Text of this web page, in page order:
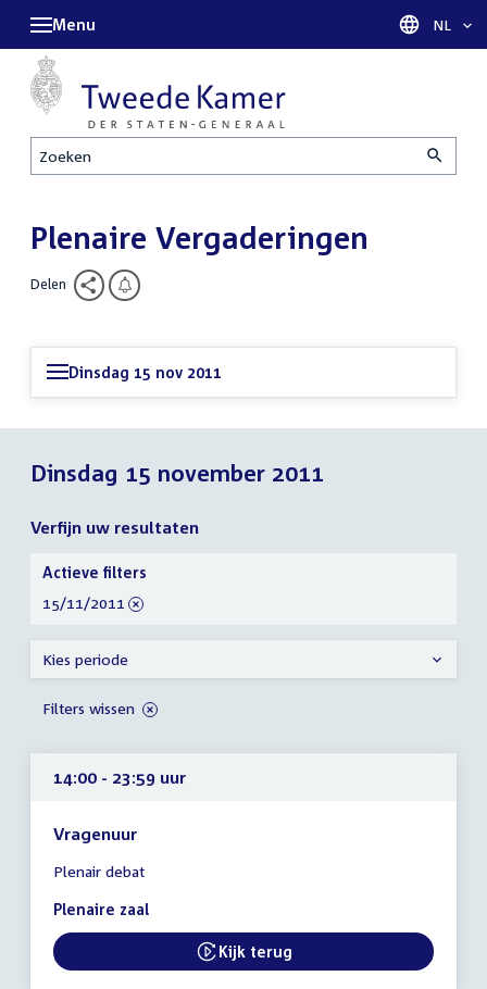
Zoeken
Menu Taal
NL
Plenaire Vergaderingen
Delen
Dinsdag 15 nov 2011
Dinsdag 15 november 2011
Verfijn uw resultaten
14:00 - 23:59 uur
Vragenuur
vergadering
14:00
23:59
uur
Plenair debat
Plenaire zaal
External link:
Kijk terug
Verfijn
uw
resultaten
Actieve filters
verwijder
15/11/2011
Kies periode
Filters wissen